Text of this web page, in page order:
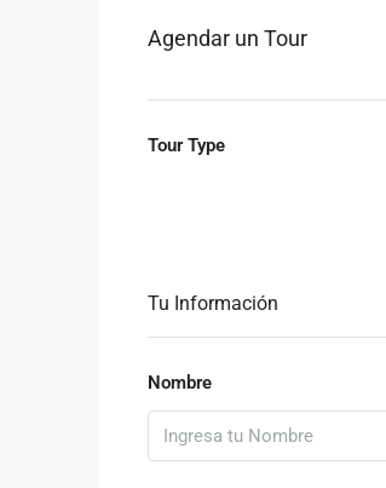
Agendar un Tour
Tour Type
Tu Información
Nombre